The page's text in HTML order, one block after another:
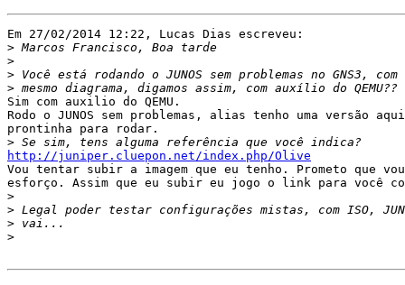
Em 27/02/2014 12:22, Lucas Dias escreveu:
>
>
>
>
Sim com auxilio do QEMU.
Rodo o JUNOS sem problemas, alias tenho uma versão
prontinha para rodar.
>
http://juniper.cluepon.net/index.php/Olive
Vou tentar subir a imagem que eu tenho. Prometo que
esforço. Assim que eu subir eu jogo o link para você
>
>
>
>